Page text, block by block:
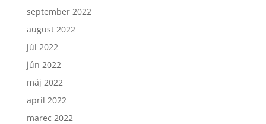
september 2022
august 2022
júl 2022
jún 2022
máj 2022
apríl 2022
marec 2022